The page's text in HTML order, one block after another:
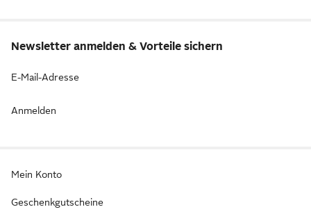
Newsletter anmelden & Vorteile sichern
E-Mail-Adresse
Anmelden
Mein Konto
Geschenkgutscheine